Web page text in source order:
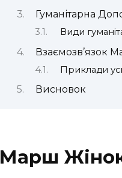
Гуманітарна
Види
Взаємозв’язок
Приклади
Висновок
Марш